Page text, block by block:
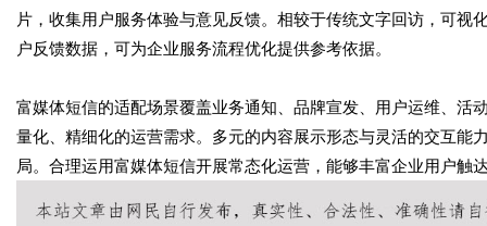
片，收集用户服务体验与意见反馈。相较于传统文字回访，可
户反馈数据，可为企业服务流程优化提供参考依据。
富媒体短信的适配场景覆盖业务通知、品牌宣发、用户运维、活
量化、精细化的运营需求。多元的内容展示形态与灵活的交互能
局。合理运用富媒体短信开展常态化运营，能够丰富企业用户触